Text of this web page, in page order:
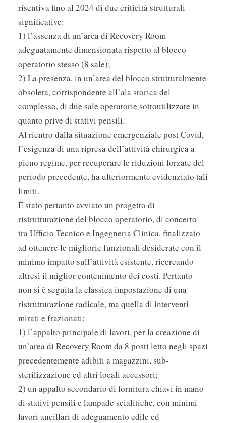
risentiva fino al 2024 di due criticità strutturali
significative:
1) l’assenza di un’area di Recovery Room
adeguatamente dimensionata rispetto al blocco
operatorio stesso (8 sale);
2) La presenza, in un’area del blocco strutturalmente
obsoleta, corrispondente all’ala storica del
complesso, di due sale operatorie sottoutilizzate in
quanto prive di stativi pensili.
Al rientro dalla situazione emergenziale post Covid,
l’esigenza di una ripresa dell’attività chirurgica a
pieno regime, per recuperare le riduzioni forzate del
periodo precedente, ha ulteriormente evidenziato tali
limiti.
È stato pertanto avviato un progetto di
ristrutturazione del blocco operatorio, di concerto
tra Ufficio Tecnico e Ingegneria Clinica, finalizzato
ad ottenere le migliorie funzionali desiderate con il
minimo impatto sull’attività esistente, ricercando
altresì il miglior contenimento dei costi. Pertanto
non si è seguita la classica impostazione di una
ristrutturazione radicale, ma quella di interventi
mirati e frazionati:
1) l’appalto principale di lavori, per la creazione di
un’area di Recovery Room da 8 posti letto negli spazi
precedentemente adibiti a magazzini, sub-
sterilizzazione ed altri locali accessori;
2) un appalto secondario di fornitura chiavi in mano
di stativi pensili e lampade scialitiche, con minimi
lavori ancillari di adeguamento edile ed